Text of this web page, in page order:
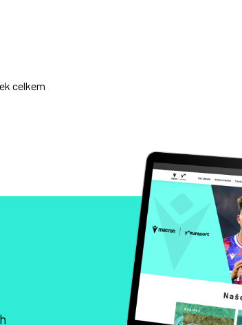
O
í
p
celkem